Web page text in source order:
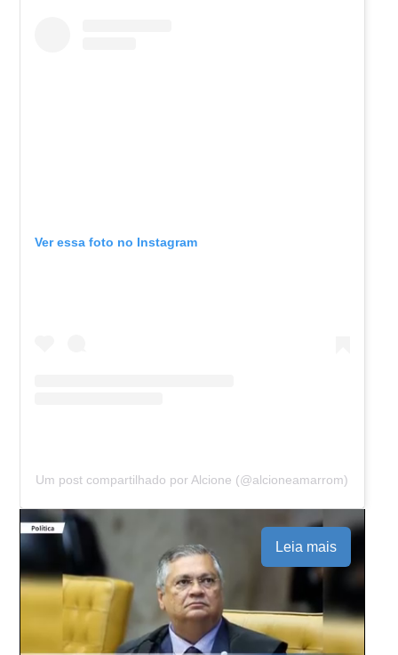
Ver essa foto no Instagram
Um post compartilhado por Alcione (@alcioneamarrom)
Leia mais